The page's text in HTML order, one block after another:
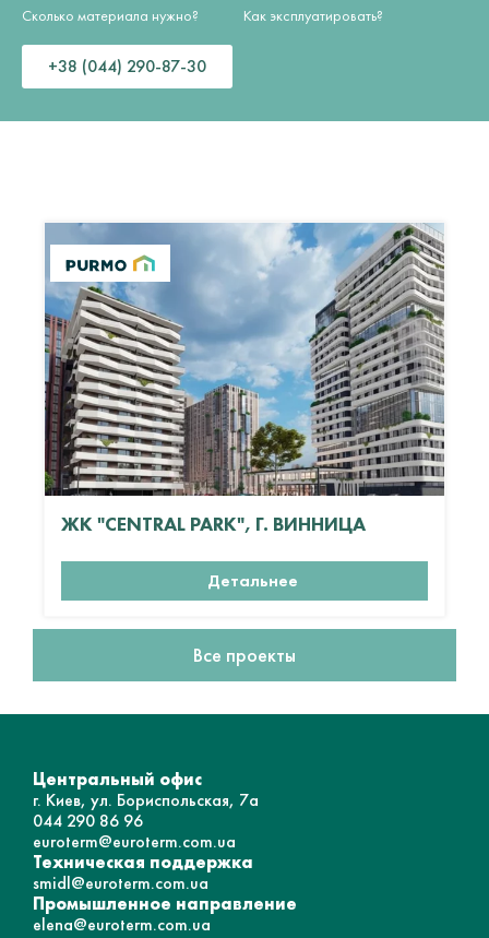
Сколько материала нужно?
Как эксплуатировать?
+38 (044) 290-87-30
ЖК "CENTRAL PARK", Г. ВИННИЦА
Детальнее
Все проекты
Центральный офис
г. Киев, ул. Бориспольская, 7а
044 290 86 96
euroterm@euroterm.com.ua
Техническая поддержка
smidl@euroterm.com.ua
Промышленное направление
elena@euroterm.com.ua